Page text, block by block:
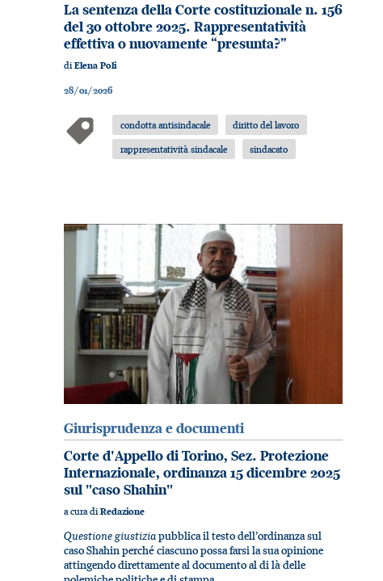
La sentenza della Corte costituzionale n. 156
del 30 ottobre 2025. Rappresentatività
effettiva o nuovamente “presunta?”
diElena Poli
28/01/2026
condotta antisindacale
diritto del lavoro
rappresentatività sindacale
sindacato
Giurisprudenza e documenti
Corte d'Appello di Torino, Sez. Protezione
Internazionale, ordinanza 15 dicembre 2025
sul "caso Shahin"
a cura diRedazione
Questione giustiziapubblica il testo dell’ordinanza sul
caso Shahin perché ciascuno possa farsi la sua opinione
attingendo direttamente al documento al di là delle